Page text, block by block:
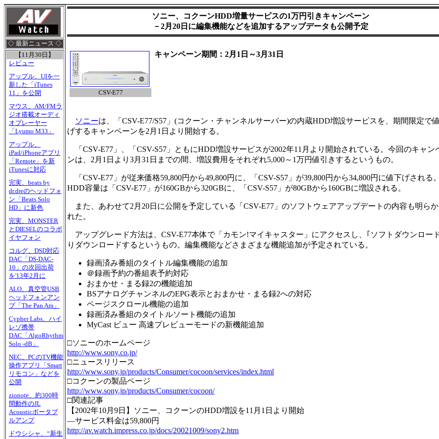
◇ 最新ニュース ◇
【11月30日】
レビュー
アップル、UIを一
新した「iTunes
11」を公開
マウス、AM/FMラ
ジオ搭載オーディ
オプレーヤー
「Lyumo M33」
アップル、
iPad/iPhoneアプリ
「Remote」を新
iTunesに対応
完実、beats by
dr.dreのヘッドフォ
ン「Beats Solo
HD」に新色
完実、MONSTER
とDIESELのコラボ
イヤフォン
コルグ、DSD対応
DAC「DS-DAC-
10」の次回出荷
を'13年2月に
ALO、真空管USB
ヘッドフォンアン
プ「The Pan Am」
Cypher Labs、ハイ
レゾ携帯
DAC「AlgoRhythm
Solo -dB」
NEC、PCのTV機能
操作アプリ「Smart
リモコン」などを
公開
zionote、約300時
間動作のJL
Acousticポータブ
ルアンプ
ドウシシャ、“新生
ソニー、コクーンHDD増量サービスの1万円引きキャンペーン
－2月20日に編集機能などを追加するアップデータも公開予定
CSV-E77
キャンペーン期間：2月1日～3月31日
ソニーは、「CSV-E77/S57」(コクーン・チャンネルサーバー)の内蔵HDD増設サービスを、期間限定で
げするキャンペーンを2月1日より開始する。
「CSV-E77」、「CSV-S57」ともにHDD増設サービスが2002年11月より開始されている。今回のキャン
ンは、2月1日より3月31日までの間、増設費用をそれぞれ5,000～1万円値引きするというもの。
「CSV-E77」が従来価格59,800円から49,800円に、「CSV-S57」が39,800円から34,800円に値下げされる
HDD容量は「CSV-E77」が160GBから320GBに、「CSV-S57」が80GBから160GBに増設される。
また、あわせて2月20日に公開を予定している「CSV-E77」のソフトウェアアップデートの内容も明ら
れた。
アップグレード方法は、CSV-E77本体で「カモン!マイキャスター」にアクセスし、｢ソフトダウンロー
りダウンロードするというもの。編集機能などさまざまな機能追加が予定されている。
録画済み番組のタイトル編集機能の追加
＠録画予約の番組表予約対応
おまかせ・まる録2の機能追加
BSアナログチャンネルのEPG表示とおまかせ・まる録2への対応
ページスクロール機能の追加
録画済み番組のタイトルソート機能の追加
MyCast ビュー 高速プレビューモードの新機能追加
□ソニーのホームページ
http://www.sony.co.jp/
□ニュースリリース
http://www.sony.jp/products/Consumer/cocoon/services/index.html
□コクーンの製品ページ
http://www.sony.jp/products/Consumer/cocoon/
□関連記事
【2002年10月9日】ソニー、コクーンのHDD増設を11月1日より開始
―サービス料金は59,800円
http://av.watch.impress.co.jp/docs/20021009/sony2.htm